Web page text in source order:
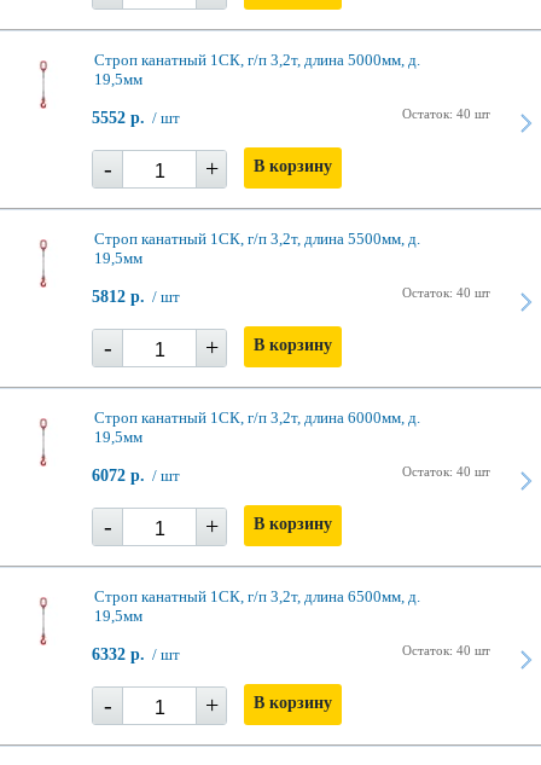
Строп канатный 1СК, г/п 3,2т, длина 5000мм, д.
19,5мм
Остаток: 40 шт
5552 р. / шт
- + В корзину
Строп канатный 1СК, г/п 3,2т, длина 5500мм, д.
19,5мм
Остаток: 40 шт
5812 р. / шт
- + В корзину
Строп канатный 1СК, г/п 3,2т, длина 6000мм, д.
19,5мм
Остаток: 40 шт
6072 р. / шт
- + В корзину
Строп канатный 1СК, г/п 3,2т, длина 6500мм, д.
19,5мм
Остаток: 40 шт
6332 р. / шт
- + В корзину